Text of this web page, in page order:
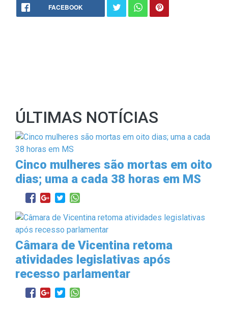
FACEBOOK
ÚLTIMAS NOTÍCIAS
Cinco mulheres são mortas em oito
dias; uma a cada 38 horas em MS
Câmara de Vicentina retoma
atividades legislativas após
recesso parlamentar